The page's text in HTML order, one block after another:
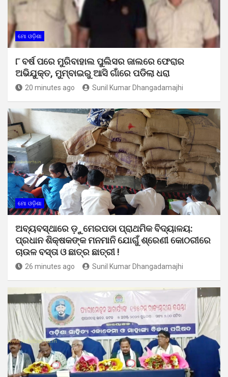
ମୋ ଓଡ଼ିଶା
୮ ବର୍ଷ ପରେ ମୁରିବାହାଲ ପୁଲିସର ଜାଲରେ ଫେରାର
ଅଭିଯୁକ୍ତ, ମୁମ୍ବାଇରୁ ଆସି ଗାଁରେ ପଡିଲା ଧରା
20 minutes ago Sunil Kumar Dhangadamajhi
ମୋ ଓଡ଼ିଶା
ଅବ୍ୟବସ୍ଥାରେ ଡ଼ୁମେରପଡା ପ୍ରାଥମିକ ବିଦ୍ୟାଳୟ:
ପ୍ରଧାନ ଶିକ୍ଷକଙ୍କ ମନମାନି ଯୋଗୁଁ ଶ୍ରେଣୀ କୋଠରୀରେ
ଚାଉଳ ବସ୍ତା ଓ ଛାତ୍ର ଛାତ୍ରୀ !
26 minutes ago Sunil Kumar Dhangadamajhi